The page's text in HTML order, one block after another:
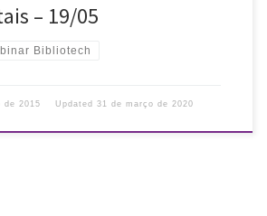
– 19/05
Bibliotech
de 2015 Updated 31 de março de 2020